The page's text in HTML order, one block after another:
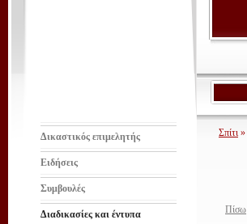
Δικαστικός επιμελητής
Ειδήσεις
Συμβουλές
Διαδικασίες και έντυπα
Σπίτι »
Πίσω